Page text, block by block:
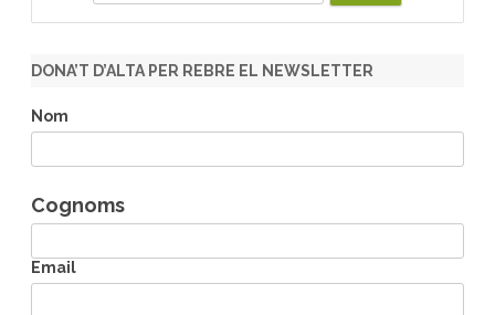
r
h
DONA’T D’ALTA PER REBRE EL NEWSLETTER
Nom
Cognoms
Email